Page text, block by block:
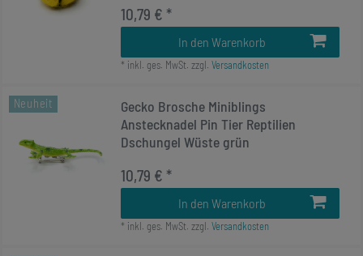
10,79 € *
In den Warenkorb
* inkl. ges. MwSt. zzgl. Versandkosten
Neuheit
Gecko Brosche Miniblings
Anstecknadel Pin Tier Reptilien
Dschungel Wüste grün
10,79 € *
In den Warenkorb
* inkl. ges. MwSt. zzgl. Versandkosten